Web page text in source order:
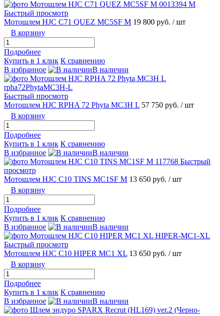
Быстрый просмотр
Мотошлем HJC C71 QUEZ MC5SF M 19 800 руб. / шт
В корзину
Подробнее
Купить в 1 клик К сравнению
В избранное
В наличии
Быстрый просмотр
Мотошлем HJC RPHA 72 Phyta MC3H L 57 750 руб. / шт
В корзину
Подробнее
Купить в 1 клик К сравнению
В избранное
В наличии
Быстрый
просмотр
Мотошлем HJC C10 TINS MC1SF M 13 650 руб. / шт
В корзину
Подробнее
Купить в 1 клик К сравнению
В избранное
В наличии
Быстрый просмотр
Мотошлем HJC C10 HIPER MC1 XL 13 650 руб. / шт
В корзину
Подробнее
Купить в 1 клик К сравнению
В избранное
В наличии